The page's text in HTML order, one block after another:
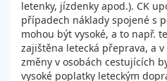
letenky, jízdenky apod.). CK
případech náklady spojené s
mohou být vysoké, a to např.
zajištěna letecká přeprava, a
změny v osobách cestujících
vysoké poplatky leteckým